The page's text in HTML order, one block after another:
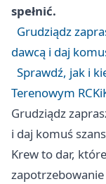
spełnić.
Grudziądz
dawcą i daj
Sprawdź, jak i
Terenowym
Grudziądz
i daj komuś
Krew to dar,
zapotrzebowanie